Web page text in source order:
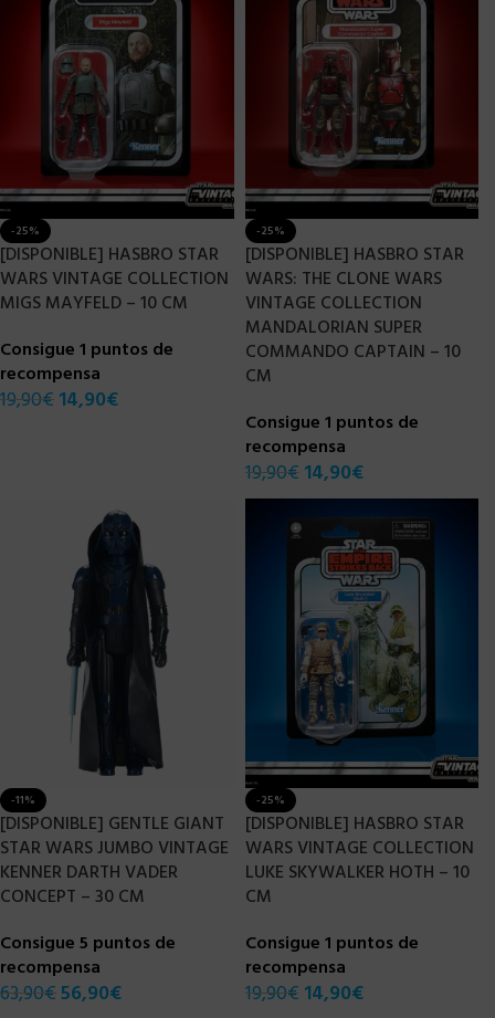
-25%
[DISPONIBLE] HASBRO STAR
WARS VINTAGE COLLECTION
MIGS MAYFELD – 10 CM
Consigue 1 puntos de
recompensa
19,90€ 14,90€
-25%
[DISPONIBLE] HASBRO STAR
WARS: THE CLONE WARS
VINTAGE COLLECTION
MANDALORIAN SUPER
COMMANDO CAPTAIN – 10
CM
Consigue 1 puntos de
recompensa
19,90€ 14,90€
-11%
[DISPONIBLE] GENTLE GIANT
STAR WARS JUMBO VINTAGE
KENNER DARTH VADER
CONCEPT – 30 CM
Consigue 5 puntos de
recompensa
63,90€56,90€
-25%
[DISPONIBLE] HASBRO STAR
WARS VINTAGE COLLECTION
LUKE SKYWALKER HOTH – 10
CM
Consigue 1 puntos de
recompensa
19,90€ 14,90€